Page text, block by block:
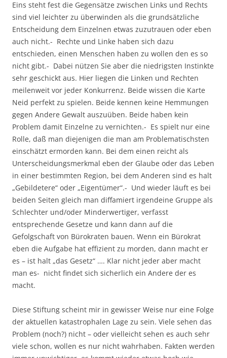
Eins steht fest die Gegensätze zwischen Links und Rechts
sind viel leichter zu überwinden als die grundsätzliche
Entscheidung dem Einzelnen etwas zuzutrauen oder eben
auch nicht.- Rechte und Linke haben sich dazu
entschieden, einen Menschen haben zu wollen den es so
nicht gibt.- Dabei nützen Sie aber die niedrigsten Instinkte
sehr geschickt aus. Hier liegen die Linken und Rechten
meilenweit vor jeder Konkurrenz. Beide wissen die Karte
Neid perfekt zu spielen. Beide kennen keine Hemmungen
gegen Andere Gewalt auszuüben. Beide haben kein
Problem damit Einzelne zu vernichten.- Es spielt nur eine
Rolle, daß man diejenigen die man am Problematischsten
einschätzt ermorden kann. Bei dem einen reicht als
Unterscheidungsmerkmal eben der Glaube oder das Leben
in einer bestimmten Region, bei dem Anderen sind es halt
„Gebildetere“ oder „Eigentümer“.- Und wieder läuft es bei
beiden Seiten gleich man diffamiert irgendeine Gruppe als
Schlechter und/oder Minderwertiger, verfasst
entsprechende Gesetze und kann dann auf die
Gefolgschaft von Bürokraten bauen. Wenn ein Bürokrat
eben die Aufgabe hat effizient zu morden, dann macht er
es – ist halt „das Gesetz“ …. Klar nicht jeder aber macht
man es- nicht findet sich sicherlich ein Andere der es
macht.
Diese Stiftung scheint mir in gewisser Weise nur eine Folge
der aktuellen katastrophalen Lage zu sein. Viele sehen das
Problem (noch?) nicht – oder vielleicht sehen es auch sehr
viele schon, wollen es nur nicht wahrhaben. Fakten werden